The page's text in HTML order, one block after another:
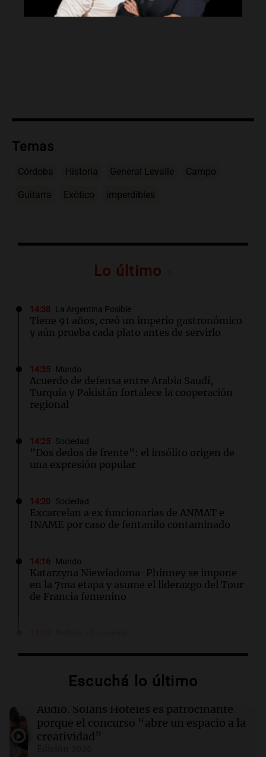
Temas
Córdoba Historia General Levalle Campo
Guitarra Exótico imperdibles
Lo último
14:38 La Argentina Posible
Tiene 91 años, creó un imperio gastronómico
y aún prueba cada plato antes de servirlo
14:35 Mundo
Acuerdo de defensa entre Arabia Saudí,
Turquía y Pakistán fortalece la cooperación
regional
14:25 Sociedad
"Dos dedos de frente": el insólito origen de
una expresión popular
14:20 Sociedad
Excarcelan a ex funcionarias de ANMAT e
INAME por caso de fentanilo contaminado
14:16 Mundo
Katarzyna Niewiadoma-Phinney se impone
en la 7ma etapa y asume el liderazgo del Tour
de Francia femenino
$2.000 millones
Guillermo López
14:08 Sociedad
Hallaron un cuerpo en el riacho Santa Fe e
investigan si es el kitesurfista desaparecido
Escuchá lo último
Audio. Solans Hoteles es patrocinante
porque el concurso “abre un espacio a la
creatividad”